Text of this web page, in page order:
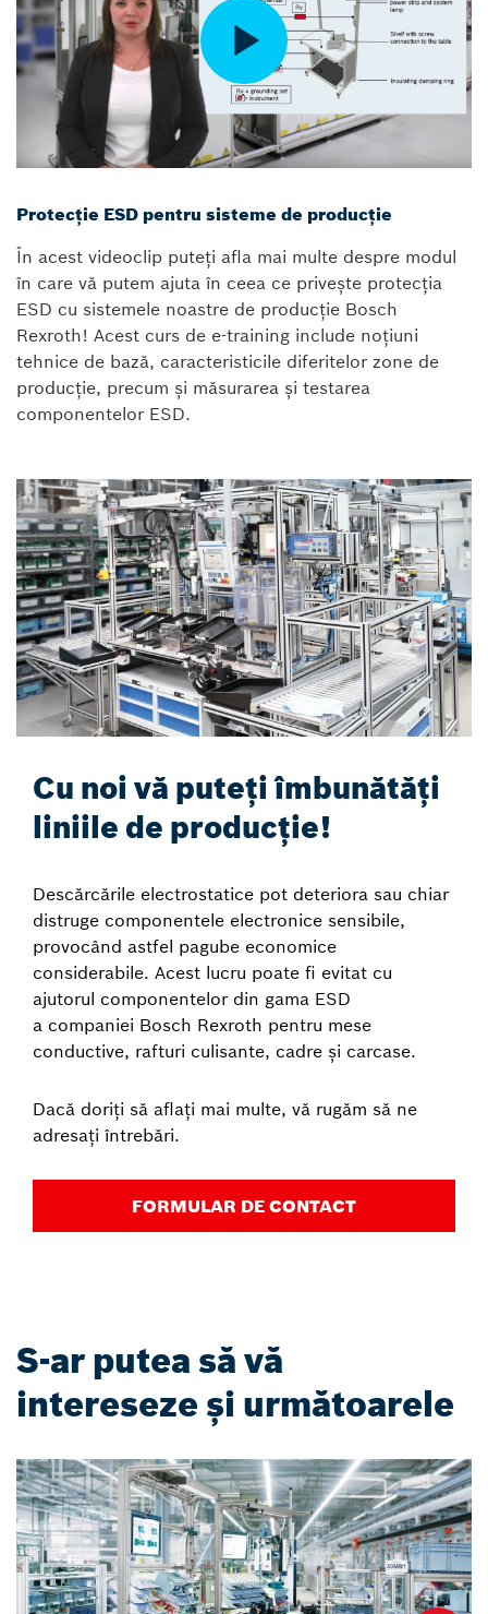
Protecție ESD pentru sisteme de producție
În acest videoclip puteți afla mai multe despre modul
în care vă putem ajuta în ceea ce privește protecția
ESD cu sistemele noastre de producție Bosch
Rexroth! Acest curs de e-training include noțiuni
tehnice de bază, caracteristicile diferitelor zone de
producție, precum și măsurarea și testarea
componentelor ESD.
Cu noi vă puteți îmbunătăți
liniile de producție!
Descărcările electrostatice pot deteriora sau chiar
distruge componentele electronice sensibile,
provocând astfel pagube economice
considerabile. Acest lucru poate fi evitat cu
ajutorul componentelor din gama ESD
a companiei Bosch Rexroth pentru mese
conductive, rafturi culisante, cadre și carcase.
Dacă doriți să aflați mai multe, vă rugăm să ne
adresați întrebări.
FORMULAR DE CONTACT
S-ar putea să vă
intereseze și următoarele